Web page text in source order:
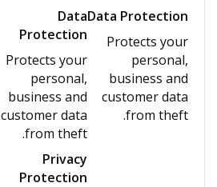
Data Protection
Protects your
personal,
business and
customer data
from theft.
Data
Protection
Protects your
personal,
business and
customer data
from theft.
Privacy
Protection